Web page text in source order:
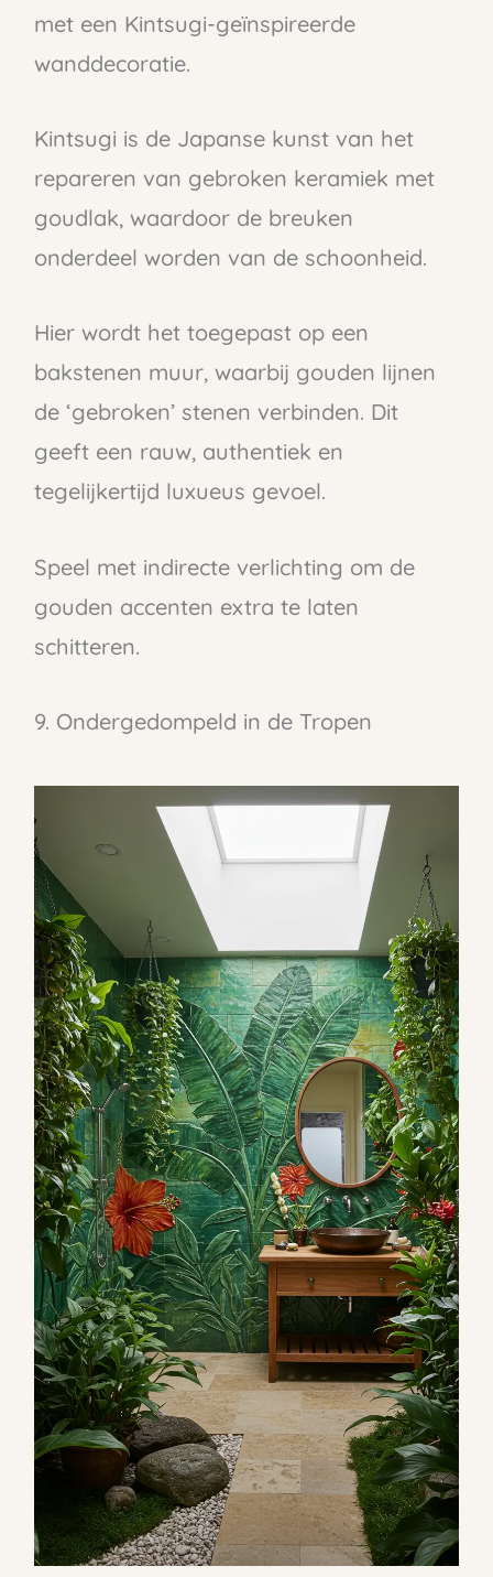
met een Kintsugi-geïnspireerde
wanddecoratie.
Kintsugi is de Japanse kunst van het
repareren van gebroken keramiek met
goudlak, waardoor de breuken
onderdeel worden van de schoonheid.
Hier wordt het toegepast op een
bakstenen muur, waarbij gouden lijnen
de ‘gebroken’ stenen verbinden. Dit
geeft een rauw, authentiek en
tegelijkertijd luxueus gevoel.
Speel met indirecte verlichting om de
gouden accenten extra te laten
schitteren.
9. Ondergedompeld in de Tropen